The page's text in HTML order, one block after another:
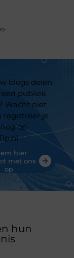
blogs delen
publiek
Wacht niet
registreer je
op
hier
met ons
op
hun